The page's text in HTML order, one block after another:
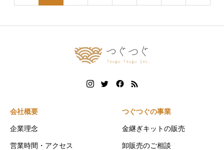
会社概要
企業理念
営業時間・アクセス
つぐつぐの事業
金継ぎキットの販売
卸販売のご相談